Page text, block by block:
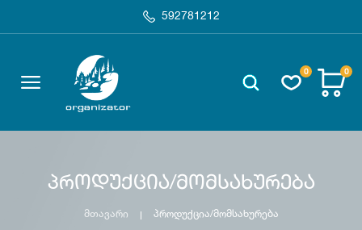
592781212
0 0
პროდუქცია/მომსახურება
მთავარი პროდუქცია/მომსახურება